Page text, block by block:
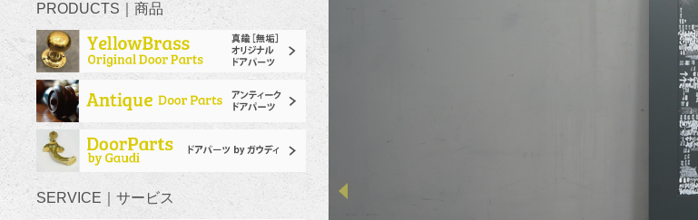
PRODUCTS｜商品
SERVICE｜サービス